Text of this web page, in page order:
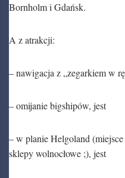
Bornholm i Gdańsk.
A z atrakcji:
– nawigacja z „zegarkiem w
– omijanie bigshipów, jest
– w planie Helgoland
sklepy wolnocłowe ;), jest